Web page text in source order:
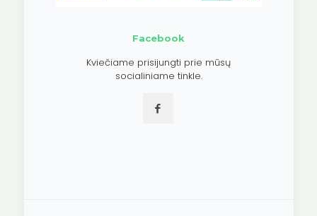
Facebook
Kviečiame prisijungti prie mūsų
socialiniame tinkle.